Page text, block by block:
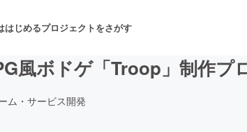
はじめるプロジェクトをさがす
風ボドゲ「Troop」制作プ
ム・サービス開発